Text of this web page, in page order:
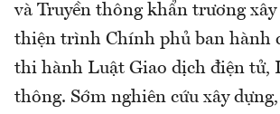
và Truyền thông khẩn trương
thiện trình Chính phủ ban hành
thi hành Luật Giao dịch điện tử,
thông. Sớm nghiên cứu xây